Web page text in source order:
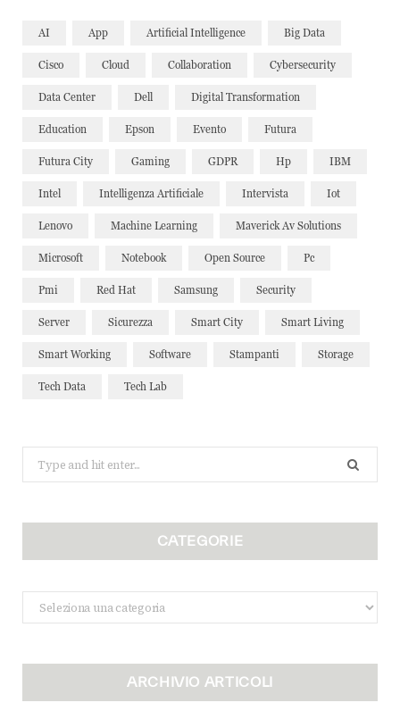
AI App Artificial Intelligence Big Data
Cisco Cloud Collaboration Cybersecurity
Data Center Dell Digital Transformation
Education Epson Evento Futura
Futura City Gaming GDPR Hp IBM
Intel Intelligenza Artificiale Intervista Iot
Lenovo Machine Learning Maverick Av Solutions
Microsoft Notebook Open Source Pc
Pmi Red Hat Samsung Security
Server Sicurezza Smart City Smart Living
Smart Working Software Stampanti Storage
Tech Data Tech Lab
for:
CATEGORIE
Categorie
ARCHIVIO ARTICOLI